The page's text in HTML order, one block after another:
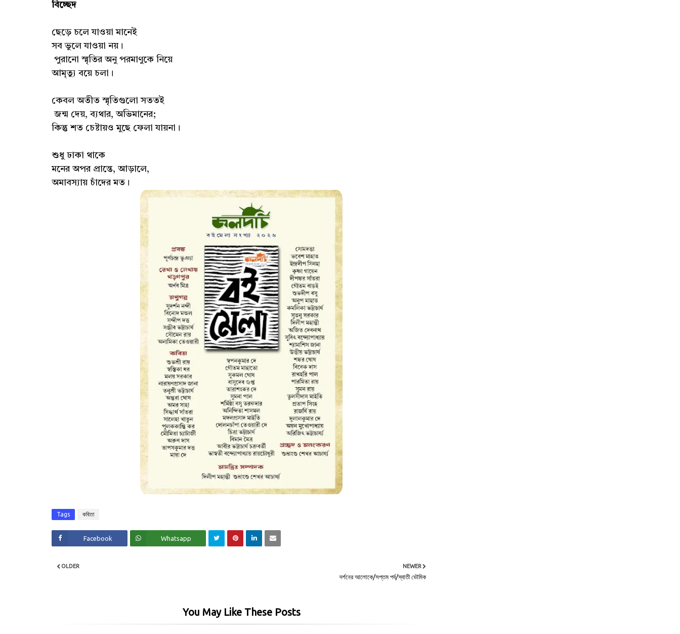
বিচ্ছেদ
ছেড়ে চলে যাওয়া মানেই
সব ভুলে যাওয়া নয়।
পুরানো স্মৃতির অনু পরমাণুকে নিয়ে
আমৃত্যু বয়ে চলা।
কেবল অতীত স্মৃতিগুলো সততই
জন্ম দেয়, ব্যথার, অভিমানের;
কিন্তু শত চেষ্টায়ও মুছে ফেলা যায়না।
শুধু ঢাকা থাকে
মনের অপর প্রান্তে, আড়ালে,
অমাবস্যায় চাঁদের মত।
Tags কবিতা
Facebook Whatsapp
NEWER
দর্শনের আলোকে/সপ্তম পর্ব/স্বাতী ভৌমিক
OLDER
You May Like These Posts